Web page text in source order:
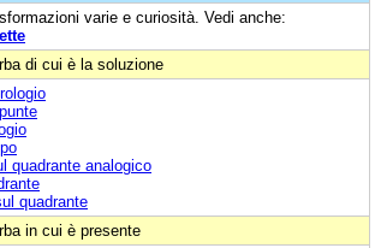
varie e curiosità. Vedi anche:
di cui è la soluzione
quadrante analogico
quadrante
in cui è presente